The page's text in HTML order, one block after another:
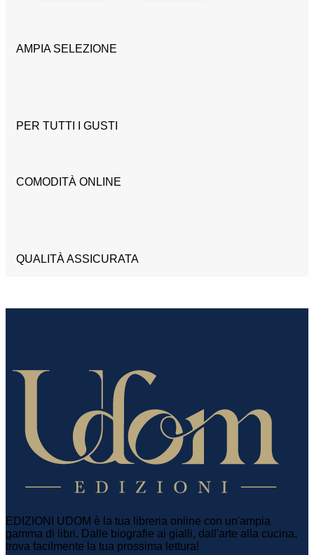
AMPIA SELEZIONE
PER TUTTI I GUSTI
COMODITÀ ONLINE
QUALITÀ ASSICURATA
EDIZIONI UDOM è la tua libreria online con un'ampia
gamma di libri. Dalle biografie ai gialli, dall'arte alla cucina,
trova facilmente la tua prossima lettura!